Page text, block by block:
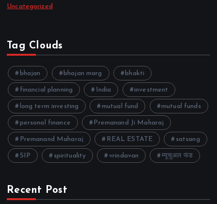
Uncategorized
Tag Clouds
bhajan bhajan marg bhakti
financial planning India investment
long term investing mutual fund mutual funds
personal finance Premanand Ji Maharaj
Premanand Maharaj REAL ESTATE satsang
SIP spirituality vrindavan म्यूचुअल फंड
Recent Post